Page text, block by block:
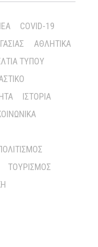
COVID-19
ΑΘΛΗΤΙΚΆ
ΤΎΠΟΥ
ΙΣΤΟΡΊΑ
ΤΟΥΡΙΣΜΌΣ